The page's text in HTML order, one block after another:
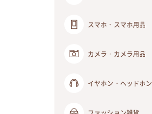
スマホ・スマホ用品
カメラ・カメラ用品
イヤホン・ヘッドホン